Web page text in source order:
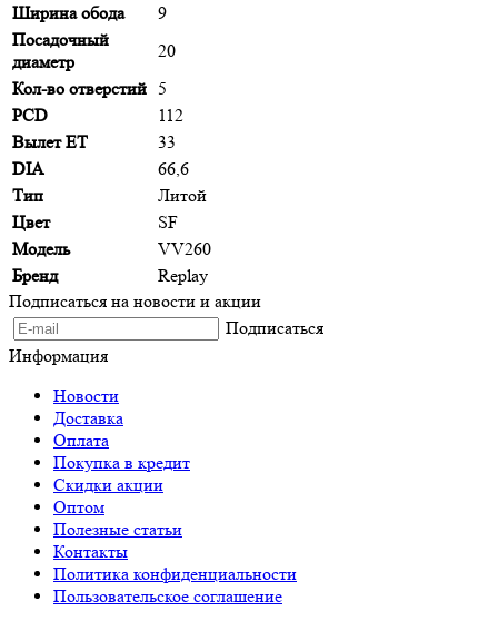
Ширина обода
9
Посадочный
диаметр
20
Кол-во отверстий 5
PCD
112
Вылет ET
33
DIA
66,6
Тип
Литой
Цвет
SF
Модель
VV260
Бренд
Replay
Подписаться на новости и акции
Подписаться
Информация
Новости
Доставка
Оплата
Покупка в кредит
Скидки акции
Оптом
Полезные статьи
Контакты
Политика конфиденциальности
Пользовательское соглашение